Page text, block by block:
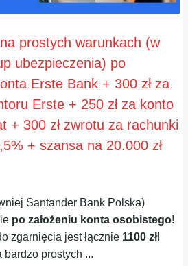
prostych warunkach (w
ubezpieczenia) po
Erste Bank + 300 zł za
Erste + 250 zł za konto
+ 300 zł zwrotu za rachunki
+ szansa na 20.000 zł
Santander Bank Polska)
po założeniu konta osobistego!
zgarnięcia jest łącznie 1100 zł!
bardzo prostych ...